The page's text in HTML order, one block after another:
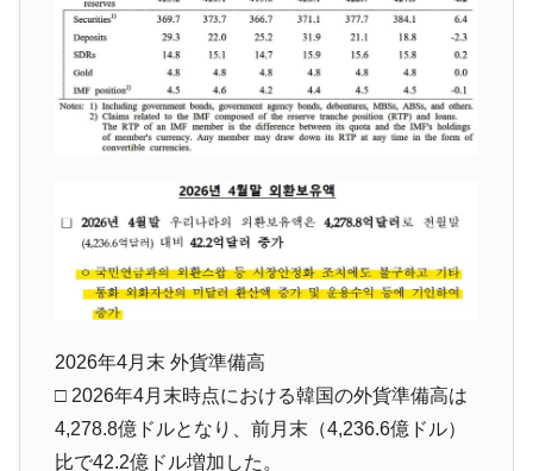
だった選手とは？
Fact1
甲子園通算本塁打、最多の清原に次いで多く打っ
ている意外な選手とは？
セレクトセールの高額取引馬が稼いだ金額とは？
2026年4月末 外貨準備高
□ 2026年4月末時点における韓国の外貨準備高は
4,278.8億ドルとなり、前月末（4,236.6億ドル）
比で42.2億ドル増加した。